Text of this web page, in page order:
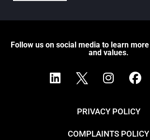
Follow us on social media to learn
and values.
PRIVACY POLICY
COMPLAINTS POLICY